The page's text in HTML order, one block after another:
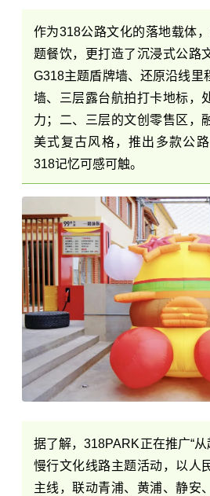
作为318公路文化的落地载体
题餐饮，更打造了沉浸式公路
G318主题盾牌墙、还原沿线里
墙、三层露台航拍打卡地标，
力；二、三层的文创零售区，
美式复古风格，推出多款公
318记忆可感可触。
据了解，318PARK正在推广“
慢行文化线路主题活动，以人
主线，联动青浦、黄浦、静安